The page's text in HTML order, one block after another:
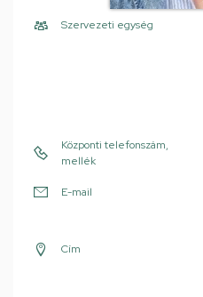
Szervezeti egység
Központi telefonszám,
mellék
E-mail
Cím